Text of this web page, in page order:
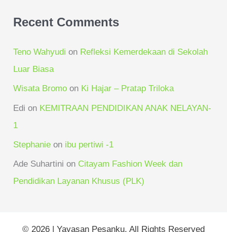
Recent Comments
Teno Wahyudi on Refleksi Kemerdekaan di Sekolah
Luar Biasa
Wisata Bromo on Ki Hajar – Pratap Triloka
Edi on KEMITRAAN PENDIDIKAN ANAK NELAYAN-
1
Stephanie on ibu pertiwi -1
Ade Suhartini on Citayam Fashion Week dan
Pendidikan Layanan Khusus (PLK)
© 2026 | Yayasan Pesanku. All Rights Reserved